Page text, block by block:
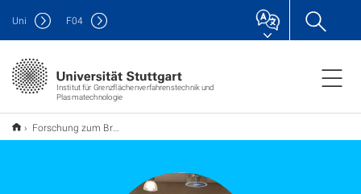
Institut für Grenzflächenverfahrenstechnik und
Plasmatechnologie
Uni F04
Forschung zum Brennstoffkreislauf für Fusionskraftwerke am IGVP